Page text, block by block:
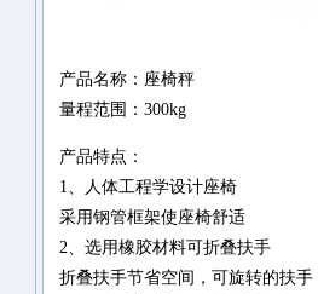
产品名称：座椅秤
量程范围：300kg
产品特点：
1、人体工程学设计座椅
采用钢管框架使座椅舒适
2、选用橡胶材料可折叠扶手
折叠扶手节省空间，可旋转的扶